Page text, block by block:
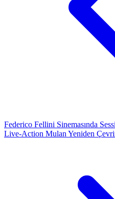
Federico Fellini Sinemasında
Live-Action Mulan Yeniden